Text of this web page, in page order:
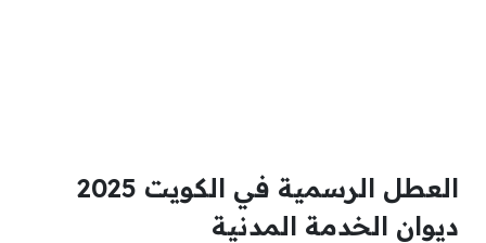
العطل الرسمية في الكويت 2025
ديوان الخدمة المدنية